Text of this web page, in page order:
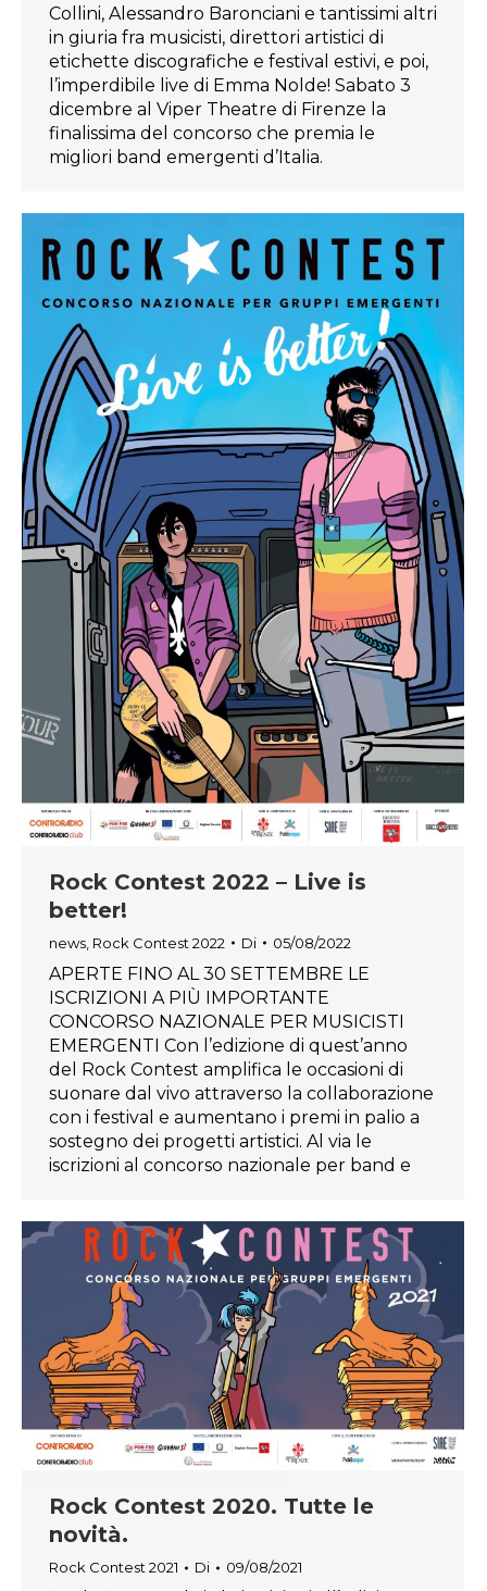
Collini, Alessandro Baronciani e tantissimi altri
in giuria fra musicisti, direttori artistici di
etichette discografiche e festival estivi, e poi,
l’imperdibile live di Emma Nolde! Sabato 3
dicembre al Viper Theatre di Firenze la
finalissima del concorso che premia le
migliori band emergenti d’Italia.
Rock Contest 2022 – Live is
better!
news Rock Contest 2022 Di 05/08/2022
APERTE FINO AL 30 SETTEMBRE LE
ISCRIZIONI A PIÙ IMPORTANTE
CONCORSO NAZIONALE PER MUSICISTI
EMERGENTI Con l’edizione di quest’anno
del Rock Contest amplifica le occasioni di
suonare dal vivo attraverso la collaborazione
con i festival e aumentano i premi in palio a
sostegno dei progetti artistici. Al via le
iscrizioni al concorso nazionale per band e
Rock Contest 2020. Tutte le
novità.
Rock Contest 2021 Di 09/08/2021